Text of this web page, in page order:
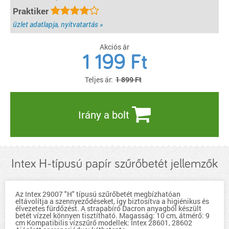
Praktiker
üzlet adatlapja, nyitvatartás »
Akciós ár
1 199 Ft
Teljes ár: 1 899 Ft
Irány a bolt
Intex H-típusú papír szűrőbetét jellemzők
Az Intex 29007 "H" típusú szűrőbetét megbízhatóan
eltávolítja a szennyeződéseket, így biztosítva a higiénikus és
élvezetes fürdőzést. A strapabíró Dacron anyagból készült
betét vízzel könnyen tisztítható. Magasság: 10 cm, átmérő: 9
cm Kompatibilis vízszűrő modellek: Intex 28601, 28602